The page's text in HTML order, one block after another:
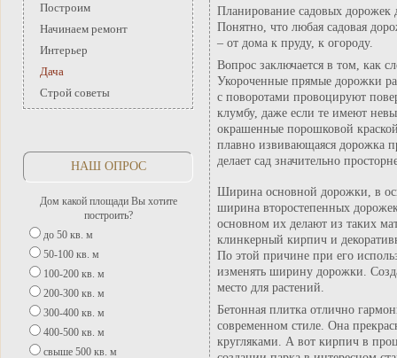
Построим
Начинаем ремонт
Интерьер
Дача
Строй советы
НАШ ОПРОС
Дом какой площади Вы хотите
построить?
до 50 кв. м
50-100 кв. м
100-200 кв. м
200-300 кв. м
300-400 кв. м
400-500 кв. м
свыше 500 кв. м
Планирование садовых дорожек
Понятно, что любая садовая
– от дома к пруду, к огороду.
Вопрос заключается в том, как
Укороченные прямые дорожки
с поворотами провоцируют
клумбу, даже если те имеют
окрашенные порошковой
плавно извивающаяся дорожка
делает сад значительно
Ширина основной дорожки, в
ширина второстепенных
основном их делают из таких
клинкерный кирпич и
По этой причине при его
изменять ширину дорожки.
место для растений.
Бетонная плитка отлично
современном стиле. Она
кругляками. А вот кирпич в